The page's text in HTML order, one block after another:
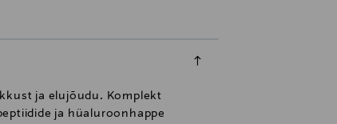
ja elujõudu. Komplekt
ja hüaluroonhappe